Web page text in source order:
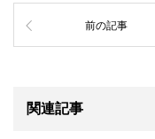
前の記事
関連記事